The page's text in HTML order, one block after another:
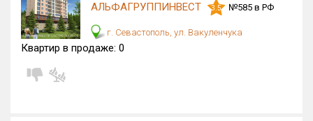
АЛЬФАГРУППИНВЕСТ 3.5 №585 в РФ
г. Севастополь, ул. Вакуленчука
Квартир в продаже: 0